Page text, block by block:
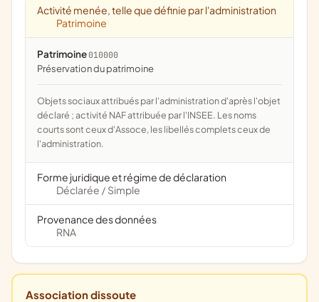
Activité menée, telle que définie par l'administration
Patrimoine
Patrimoine 010000
préservation du patrimoine
Objets sociaux attribués par l'administration d'après l'objet
déclaré ; activité NAF attribuée par l'INSEE. Les noms
courts sont ceux d'Assoce, les libellés complets ceux de
l'administration.
Forme juridique et régime de déclaration
Déclarée / Simple
Provenance des données
RNA
Association dissoute